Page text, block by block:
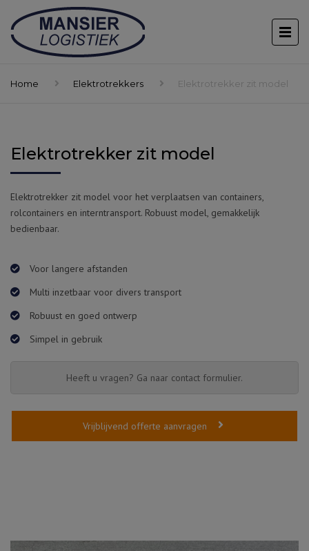
Home Elektrotrekkers Elektrotrekker zit model
Elektrotrekker zit model
Elektrotrekker zit model voor het verplaatsen van containers,
rolcontainers en interntransport. Robuust model, gemakkelijk
bedienbaar.
Voor langere afstanden
Multi inzetbaar voor divers transport
Robuust en goed ontwerp
Simpel in gebruik
Heeft u vragen? Ga naar contact formulier.
Vrijblijvend offerte aanvragen